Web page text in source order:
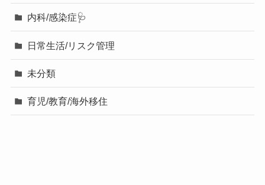
内科/感染症🩺
日常生活/リスク管理
未分類
育児/教育/海外移住